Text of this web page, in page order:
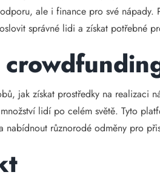
ale i finance pro své nápady.
správné lidi a získat potřebné
jak získat prostředky na realizaci
lidí po celém světě. Tyto
nabídnout různorodé odměny pro